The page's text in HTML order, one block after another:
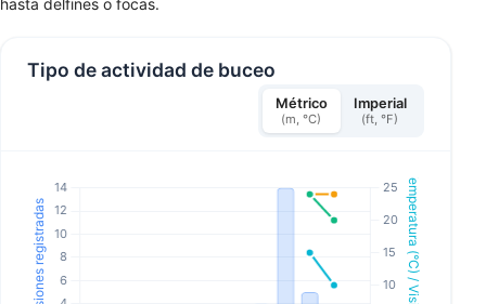
Tipo de actividad de buceo
Métrico
(m, °C)
Imperial
(ft, °F)